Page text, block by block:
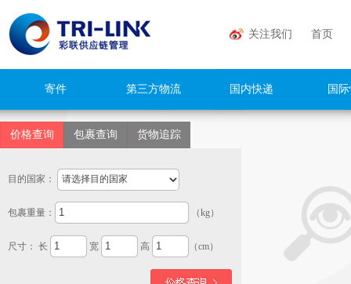
关注我们 首页
寄件 第三方物流 国内快递 国
价格查询 包裹查询 货物追踪
目的国家：
包裹重量： （kg）
尺寸： 长 宽 高 （cm）